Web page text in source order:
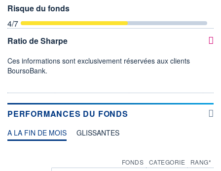
Risque du fonds
4/7
Ratio de Sharpe
Ces informations sont exclusivement réservées aux clients
BoursoBank.
PERFORMANCES DU FONDS
A LA FIN DE MOIS GLISSANTES
FONDS CATEGORIE RANG*